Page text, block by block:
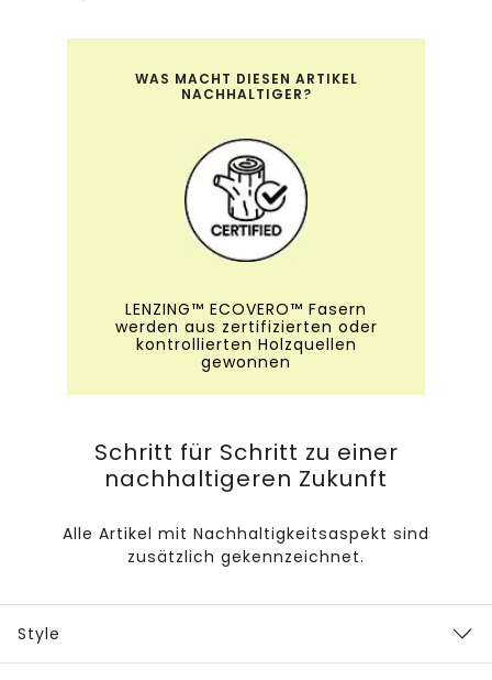
WAS MACHT DIESEN ARTIKEL
NACHHALTIGER?
LENZING™ ECOVERO™ Fasern
werden aus zertifizierten oder
kontrollierten Holzquellen
gewonnen
Schritt für Schritt zu einer
nachhaltigeren Zukunft
Alle Artikel mit Nachhaltigkeitsaspekt sind
zusätzlich gekennzeichnet.
Style